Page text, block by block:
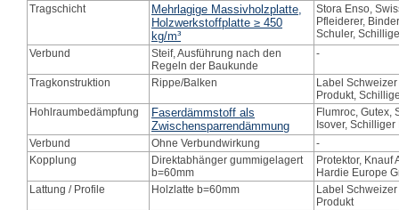
Tragschicht
Mehrlagige Massivholzplatte,
Holzwerkstoffplatte ≥ 450
kg/m³
Stora Enso,
Pfleiderer,
Schuler,
Verbund
Steif, Ausführung nach den
Regeln der Baukunde
-
Tragkonstruktion Rippe/Balken
Label
Produkt,
Hohlraumbedämpfung
Faserdämmstoff als
Zwischensparrendämmung
Flumroc, Gutex,
Isover, Schilliger
Verbund
Ohne Verbundwirkung
-
Kopplung
Direktabhänger gummigelagert
b=60mm
Protektor, Knauf
Hardie Europe
Lattung / Profile
Holzlatte b=60mm
Label
Produkt